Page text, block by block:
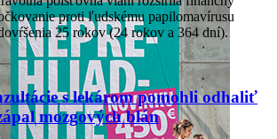
proti ľudskému papilomavírusu
25 rokov (24 rokov a 364 dní).
s lekárom pomohli odhaliť
mozgových blán